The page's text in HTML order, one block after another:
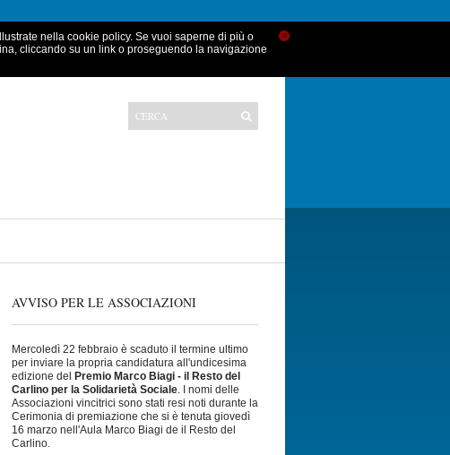
×
nella cookie policy. Se vuoi saperne di più o
cliccando su un link o proseguendo la navigazione
AVVISO PER LE ASSOCIAZIONI
Mercoledì 22 febbraio è scaduto il termine ultimo
per inviare la propria candidatura all'undicesima
edizione del
Premio Marco Biagi - il Resto del
Carlino per la Solidarietà Sociale. I nomi delle
Associazioni vincitrici sono stati resi noti durante la
Cerimonia di premiazione che si è tenuta giovedì
16 marzo nell'Aula Marco Biagi de il Resto del
Carlino.